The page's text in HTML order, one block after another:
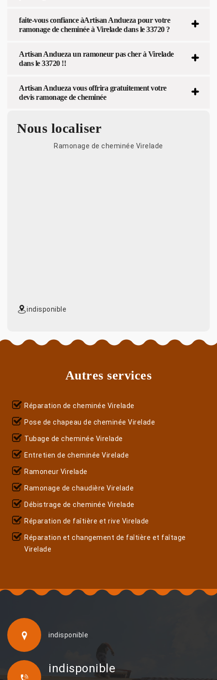
faite-vous confiance àArtisan Andueza pour votre
ramonage de cheminée à Virelade dans le 33720 ?
Artisan Andueza un ramoneur pas cher à Virelade
dans le 33720 !!
Artisan Andueza vous offrira gratuitement votre
devis ramonage de cheminée
Nous localiser
Ramonage de cheminée Virelade
indisponible
Autres services
Réparation de cheminée Virelade
Pose de chapeau de cheminée Virelade
Tubage de cheminée Virelade
Entretien de cheminée Virelade
Ramoneur Virelade
Ramonage de chaudière Virelade
Débistrage de cheminée Virelade
Réparation de faîtière et rive Virelade
Réparation et changement de faîtière et faîtage
Virelade
indisponible
indisponible